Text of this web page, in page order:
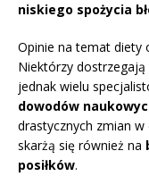
niskiego spożycia
Opinie na temat diety
Niektórzy
jednak wielu
dowodów
drastycznych zmian
skarżą się również na
posiłków.